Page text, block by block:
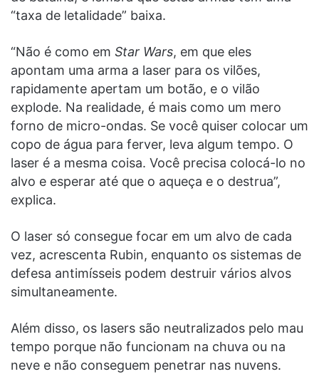
“taxa de letalidade” baixa.
“Não é como em Star Wars, em que eles
apontam uma arma a laser para os vilões,
rapidamente apertam um botão, e o vilão
explode. Na realidade, é mais como um mero
forno de micro-ondas. Se você quiser colocar um
copo de água para ferver, leva algum tempo. O
laser é a mesma coisa. Você precisa colocá-lo no
alvo e esperar até que o aqueça e o destrua”,
explica.
O laser só consegue focar em um alvo de cada
vez, acrescenta Rubin, enquanto os sistemas de
defesa antimísseis podem destruir vários alvos
simultaneamente.
Além disso, os lasers são neutralizados pelo mau
tempo porque não funcionam na chuva ou na
neve e não conseguem penetrar nas nuvens.